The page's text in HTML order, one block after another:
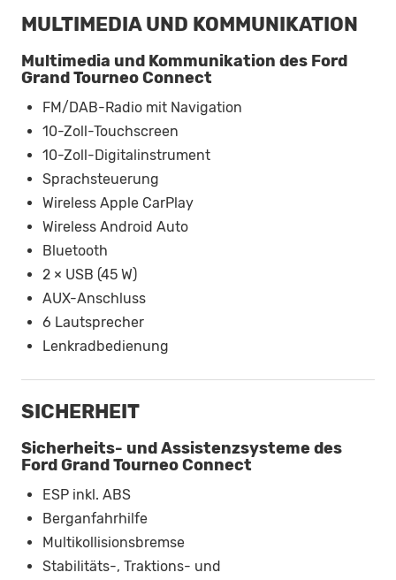
MULTIMEDIA UND KOMMUNIKATION
Multimedia und Kommunikation des Ford
Grand Tourneo Connect
FM/DAB-Radio mit Navigation
10-Zoll-Touchscreen
10-Zoll-Digitalinstrument
Sprachsteuerung
Wireless Apple CarPlay
Wireless Android Auto
Bluetooth
2 × USB (45 W)
AUX-Anschluss
6 Lautsprecher
Lenkradbedienung
SICHERHEIT
Sicherheits- und Assistenzsysteme des
Ford Grand Tourneo Connect
ESP inkl. ABS
Berganfahrhilfe
Multikollisionsbremse
Stabilitäts-, Traktions- und